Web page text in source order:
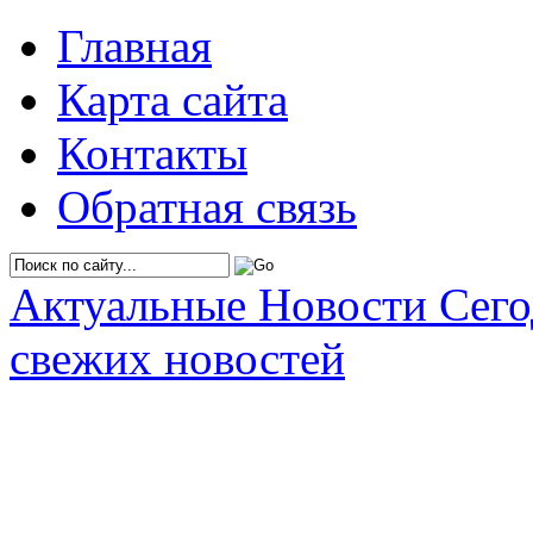
Главная
Карта сайта
Контакты
Обратная связь
Актуальные Новости
свежих новостей